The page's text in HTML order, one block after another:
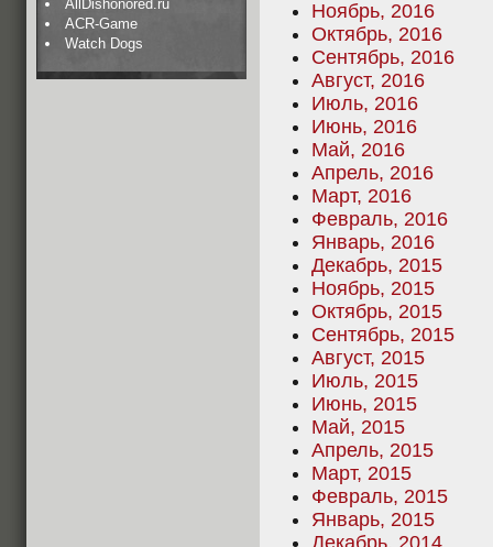
AllDishonored.ru
ACR-Game
Watch Dogs
Ноябрь, 2016
Октябрь, 2016
Сентябрь, 2016
Август, 2016
Июль, 2016
Июнь, 2016
Май, 2016
Апрель, 2016
Март, 2016
Февраль, 2016
Январь, 2016
Декабрь, 2015
Ноябрь, 2015
Октябрь, 2015
Сентябрь, 2015
Август, 2015
Июль, 2015
Июнь, 2015
Май, 2015
Апрель, 2015
Март, 2015
Февраль, 2015
Январь, 2015
Декабрь, 2014